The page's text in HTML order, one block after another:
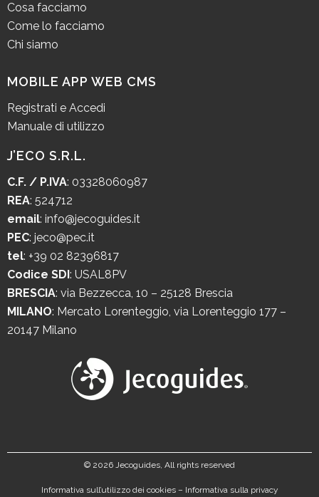
Cosa facciamo
Come lo facciamo
Chi siamo
MOBILE APP WEB CMS
Registrati e Accedi
Manuale di utilizzo
J’ECO S.R.L.
C.F. / P.IVA: 03328060987
REA: 524712
email: info@jecoguides.it
PEC: jeco@pec.it
tel: +39 02 82396817
Codice SDI: USAL8PV
BRESCIA: via Bezzecca, 10 – 25128 Brescia
MILANO: Mercato Lorenteggio, via Lorenteggio 177 –
20147 Milano
© 2026 Jecoguides, All rights reserved
Informativa sull’utilizzo dei cookies– Informativa sulla privacy